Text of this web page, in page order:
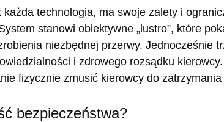
technologia, ma swoje zalety i
stanowi obiektywne „lustro”, które
niezbędnej przerwy. Jednocześnie
i zdrowego rozsądku
fizycznie zmusić kierowcy do zatrzymania
bezpieczeństwa?